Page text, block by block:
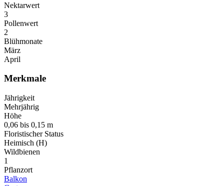
Nektarwert
3
Pollenwert
2
Blühmonate
März
April
Merkmale
Jährigkeit
Mehrjährig
Höhe
0,06 bis 0,15 m
Floristischer Status
Heimisch (H)
Wildbienen
1
Pflanzort
Balkon